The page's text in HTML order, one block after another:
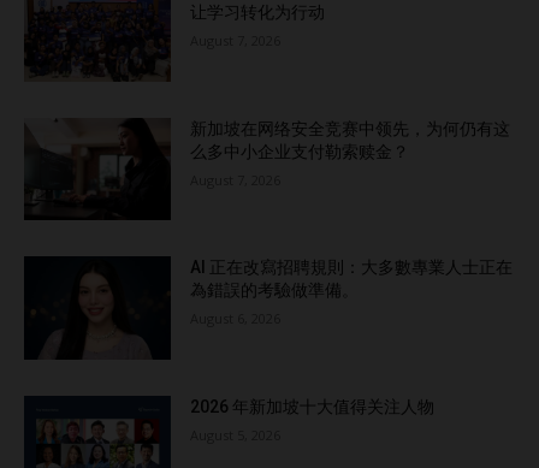
让学习转化为行动
新加坡在网络安全竞赛中领先，为何仍有这
么多中小企业支付勒索赎金？
AI 正在改寫招聘規則：大多數專業人士正在
為錯誤的考驗做準備。
2026 年新加坡十大值得关注人物